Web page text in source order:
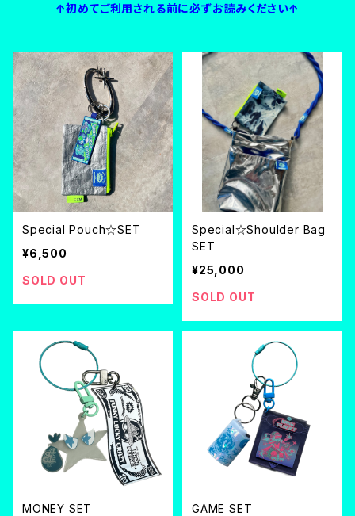
↑初めてご利用される前に必ずお読みください↑
Special Pouch☆SET
¥6,500
SOLD OUT
Special☆Shoulder Bag
SET
¥25,000
SOLD OUT
MONEY SET
GAME SET